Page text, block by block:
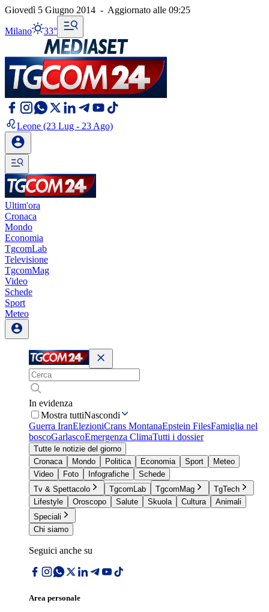
Giovedì 5 Giugno 2014 - Aggiornato alle 09:25
Milano 33°
Leone (23 Lug - 23 Ago)
Ultim'ora
Cronaca
Mondo
Economia
TgcomLab
Televisione
TgcomMag
Video
Schede
Sport
Meteo
In evidenza
Mostra tuttiNascondi
Guerra IranElezioniCrans MontanaEpstein FilesFamiglia nel
boscoGarlascoEmergenza ClimaTutti i dossier
Tutte le notizie del giorno
Cronaca
Mondo Politica Economia Sport
Meteo
Video
Foto Infografiche
Schede
Tv & Spettacolo
TgcomLab TgcomMag
TgTech
Lifestyle
Oroscopo Salute Skuola Cultura
Animali
Speciali
Chi siamo
Seguici anche su
Area personale